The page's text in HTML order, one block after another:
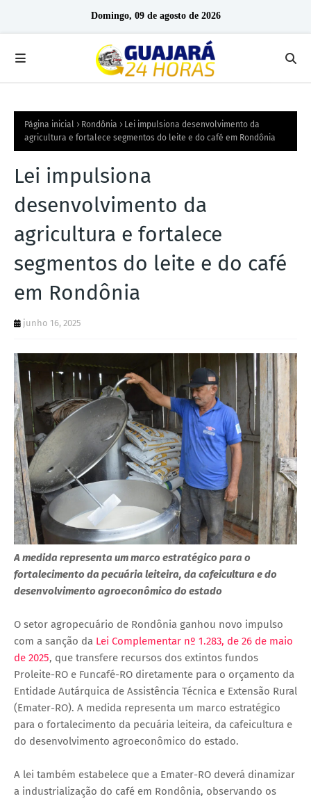
Domingo, 09 de agosto de 2026
Página inicial Rondônia
Lei impulsiona desenvolvimento da
agricultura e fortalece segmentos do leite e do café em Rondônia
Lei impulsiona
desenvolvimento da
agricultura e fortalece
segmentos do leite e do café
em Rondônia
junho 16, 2025
A medida representa um marco estratégico para o
fortalecimento da pecuária leiteira, da cafeicultura e do
desenvolvimento agroeconômico do estado
O setor agropecuário de Rondônia ganhou novo impulso
com a sanção da Lei Complementar nº 1.283, de 26 de maio
de 2025, que transfere recursos dos extintos fundos
Proleite-RO e Funcafé-RO diretamente para o orçamento da
Entidade Autárquica de Assistência Técnica e Extensão Rural
(Emater-RO). A medida representa um marco estratégico
para o fortalecimento da pecuária leiteira, da cafeicultura e
do desenvolvimento agroeconômico do estado.
A lei também estabelece que a Emater-RO deverá dinamizar
a industrialização do café em Rondônia, observando os